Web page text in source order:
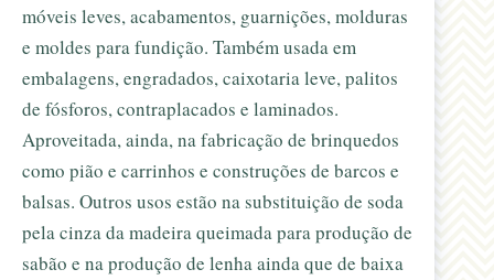
móveis leves, acabamentos, guarnições, molduras
e moldes para fundição. Também usada em
embalagens, engradados, caixotaria leve, palitos
de fósforos, contraplacados e laminados.
Aproveitada, ainda, na fabricação de brinquedos
como pião e carrinhos e construções de barcos e
balsas. Outros usos estão na substituição de soda
pela cinza da madeira queimada para produção de
sabão e na produção de lenha ainda que de baixa